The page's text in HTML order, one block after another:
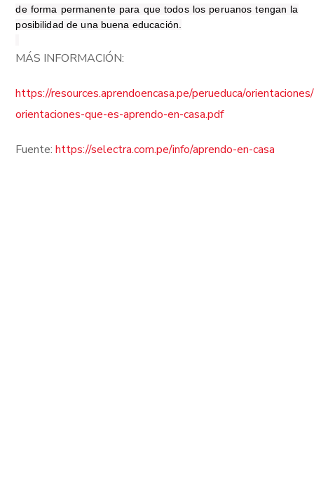
de forma permanente para que todos los peruanos tengan la
posibilidad de una buena educación.
MÁS INFORMACIÓN:
https://resources.aprendoencasa.pe/perueduca/
orientaciones-que-es-aprendo-en-casa.pdf
Fuente:https://selectra.com.pe/info/aprendo-en-casa